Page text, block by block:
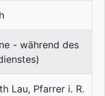
- während des
Lau, Pfarrer i. R.